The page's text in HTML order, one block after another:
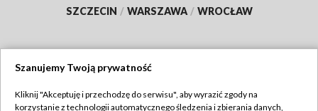
SZCZECIN / WARSZAWA / WROCŁAW
Szanujemy Twoją prywatność
Kliknij "Akceptuję i przechodzę do serwisu", aby wyrazić zgody na
korzystanie z technologii automatycznego śledzenia i zbierania danych,